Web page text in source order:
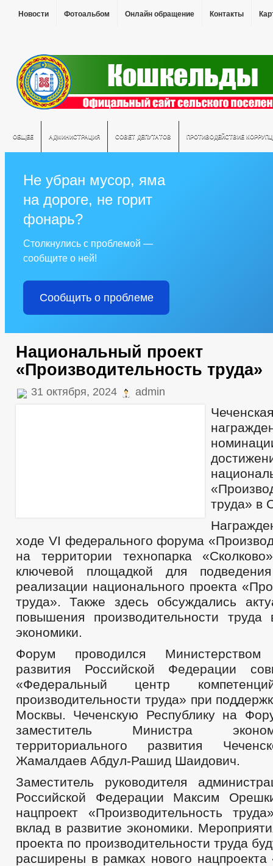
Новости Фотоальбом Онлайн обращение Контакты
ОБЩЕЕ АДМИНИСТРАЦИЯ СОВЕТ ДЕПУТАТОВ ПРОТИВОДЕЙСТВИЕ
Не убран мусор, яма
на дороге, не горит
фонарь?
Столкнулись с проблемой —
сообщите о ней!
Сообщить о проблеме
Национальный проект
«Производительность труда»
31 октября, 2024 admin
труда» в
ходе VI федерального форума
на территории технопарка
ключевой площадкой для
реализации национального проекта
труда». Также здесь обсуждались
повышения производительности
экономики.
Форум проводился Министерством
развития Российской Федерации
«Федеральный центр
производительности труда» при
Москвы. Чеченскую Республику на
заместитель Министра
территориального развития
Жамалдаев Абдул-Рашид Шаидович.
Заместитель руководителя
Российской Федерации Максим
нацпроект «Производительность
вклад в развитие экономики.
проекта по производительности труда
расширены в рамках нового